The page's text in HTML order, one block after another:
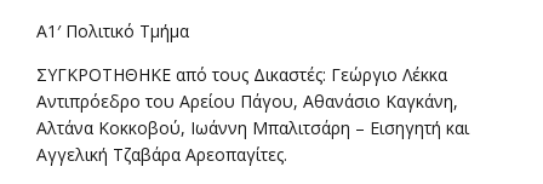
Α1′ Πολιτικό Τμήμα
ΣΥΓΚΡΟΤΗΘΗΚΕ από τους Δικαστές: Γεώργιο Λέκκα
Αντιπρόεδρο του Αρείου Πάγου, Αθανάσιο Καγκάνη,
Αλτάνα Κοκκοβού, Ιωάννη Μπαλιτσάρη – Εισηγητή και
Αγγελική Τζαβάρα Αρεοπαγίτες.